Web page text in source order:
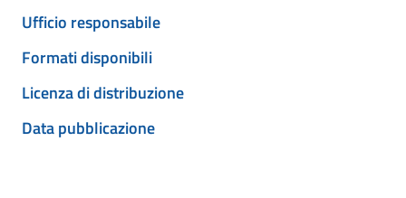
Ufficio responsabile
Formati disponibili
Licenza di distribuzione
Data pubblicazione